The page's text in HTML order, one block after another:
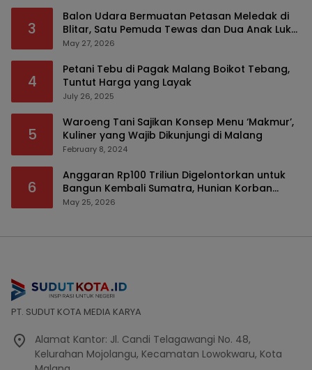
3
Balon Udara Bermuatan Petasan Meledak di
Blitar, Satu Pemuda Tewas dan Dua Anak Luka
Serius
May 27, 2026
4
Petani Tebu di Pagak Malang Boikot Tebang,
Tuntut Harga yang Layak
July 26, 2025
5
Waroeng Tani Sajikan Konsep Menu ‘Makmur’,
Kuliner yang Wajib Dikunjungi di Malang
February 8, 2024
6
Anggaran Rp100 Triliun Digelontorkan untuk
Bangun Kembali Sumatra, Hunian Korban
Bencana Bakal Difokuskan
May 25, 2026
PT. SUDUT KOTA MEDIA KARYA
Alamat Kantor: Jl. Candi Telagawangi No. 48,
Kelurahan Mojolangu, Kecamatan Lowokwaru, Kota